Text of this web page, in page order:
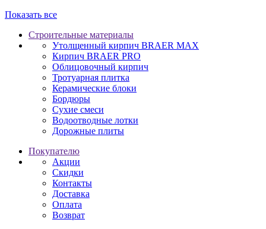
Показать все
Строительные материалы
Утолщенный кирпич BRAER MAX
Кирпич BRAER PRO
Облицовочный кирпич
Тротуарная плитка
Керамические блоки
Бордюры
Сухие смеси
Водоотводные лотки
Дорожные плиты
Покупателю
Акции
Скидки
Контакты
Доставка
Оплата
Возврат